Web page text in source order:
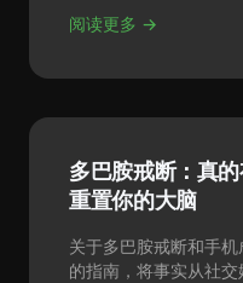
阅读更多 →
多巴胺戒断：真
重置你的大脑
关于多巴胺戒断和手
的指南，将事实从社